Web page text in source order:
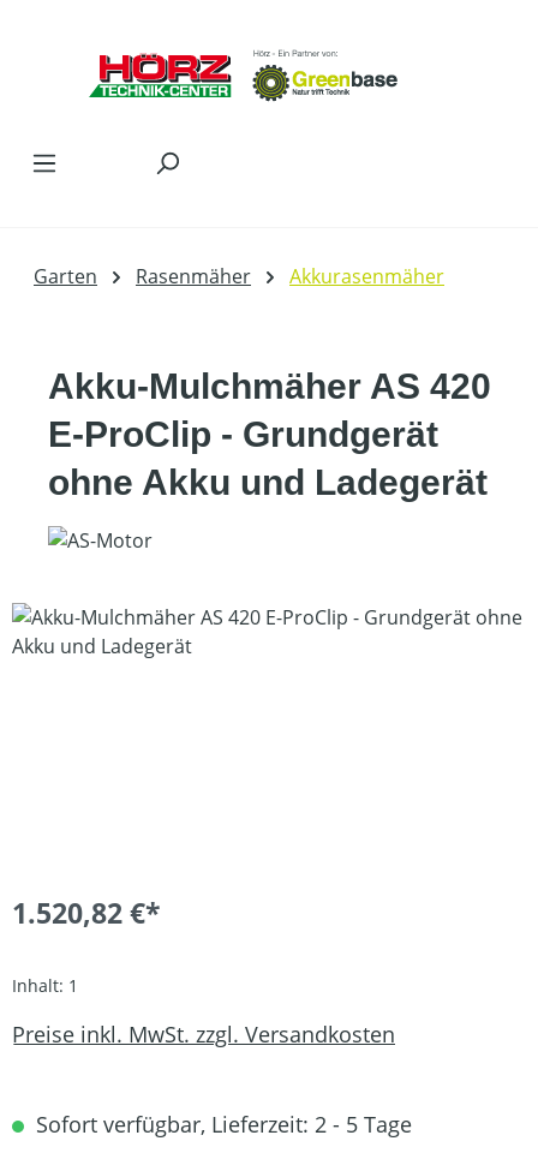
Garten Rasenmäher Akkurasenmäher
Akku-Mulchmäher AS 420
E-ProClip - Grundgerät
ohne Akku und Ladegerät
Bildergalerie überspringen
1.520,82 €*
Inhalt: 1
Preise inkl. MwSt. zzgl. Versandkosten
Sofort verfügbar, Lieferzeit: 2 - 5 Tage